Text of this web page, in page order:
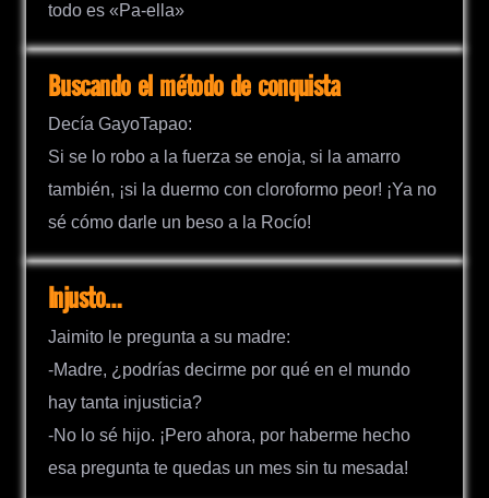
todo es «Pa-ella»
Buscando el método de conquista
Decía GayoTapao:
Si se lo robo a la fuerza se enoja, si la amarro
también, ¡si la duermo con cloroformo peor! ¡Ya no
sé cómo darle un beso a la Rocío!
Injusto…
Jaimito le pregunta a su madre:
-Madre, ¿podrías decirme por qué en el mundo
hay tanta injusticia?
-No lo sé hijo. ¡Pero ahora, por haberme hecho
esa pregunta te quedas un mes sin tu mesada!